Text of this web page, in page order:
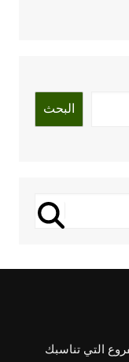
البحث
التي تناسبك